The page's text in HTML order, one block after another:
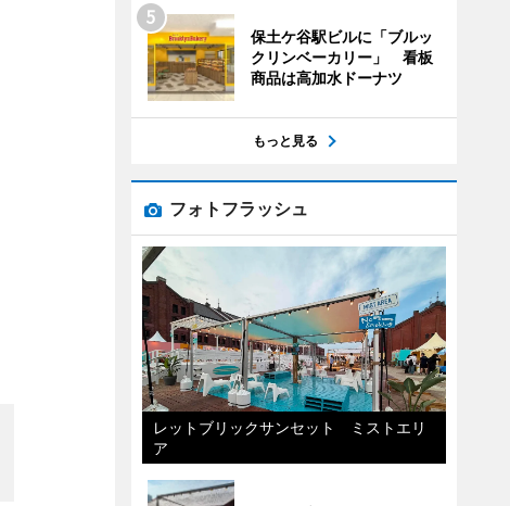
保土ケ谷駅ビルに「ブルッ
クリンベーカリー」 看板
商品は高加水ドーナツ
もっと見る
フォトフラッシュ
レットブリックサンセット ミストエリ
ア